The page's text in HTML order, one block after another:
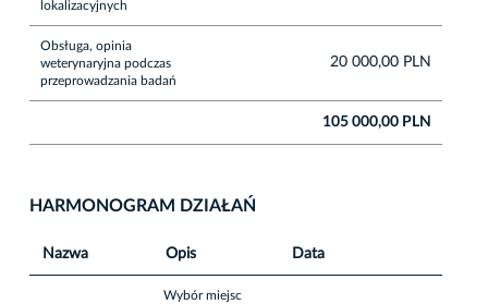
lokalizacyjnych
Obsługa, opinia
weterynaryjna podczas
przeprowadzania badań
20 000,00 PLN
105 000,00 PLN
HARMONOGRAM DZIAŁAŃ
Nazwa Opis Data
Wybór miejsc